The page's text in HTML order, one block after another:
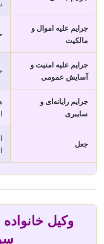
جرایم علیه اموال و
مالکیت
جرایم علیه امنیت و
آسایش عمومی
جرایم رایانه‌ای و
سایبری
جعل
وکیل